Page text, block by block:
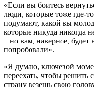
«Если вы боитесь
люди, которые тоже где-
подумают, какой вы
которые никуда никогда
– но вам, наверное,
попробовали».
«Я думаю, ключевой
переехать, чтобы
страну везешь свою